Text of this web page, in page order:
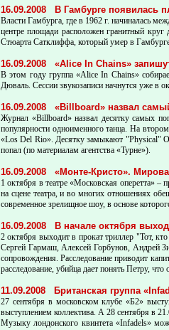
16.09.2008 В Гамбурге появилась
Власти Гамбурга, где в 1962 г. начиналась
центре площади расположен гранитный
Стюарта Сатклиффа, который умер в
16.09.2008 «Alice In Chains»
В этом году группа «Alice In Chains»
Дюваль. Сессии звукозаписи начнутся уже в
16.09.2008 «Billboard» назвал
Журнал «Billboard» назвал десятку самых
популярности одноименного танца. На
«Los Del Rio». Десятку замыкают "Physical"
попал (по материалам агентства «Турне»).
16.09.2008 «Монте-Кристо».
1 октября в театре «Московская оперетта»
на сцене театра, и во многих отношениях
современное зрелищное шоу, в основе
16.09.2008 В начале октября
2 октября выходит в прокат триллер "Тот,
Сергей Гармаш, Алексей Горбунов, Андрей
сопровождения. Расследование приводит
расследование, убийца дает понять Петру,
11.09.2008 Британская группа
27 сентября в московском клубе «Б2»
выступлением коллектива. А 28 сентября в
Музыку лондонского квинтета «Infadels»